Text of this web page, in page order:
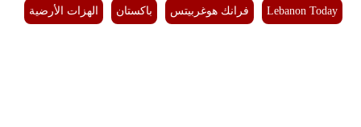
Lebanon Today فرانك هوغربيتس باكستان الهزات الأرضية